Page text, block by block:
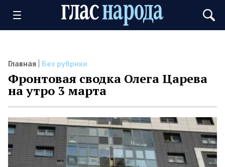
Главная Без рубрики
Фронтовая сводка Олега Царева
на утро 3 марта